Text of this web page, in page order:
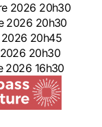
2026 20h30
2026 20h30
20h45
20h30
2026 16h30